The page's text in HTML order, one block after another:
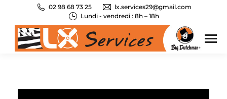
02 98 68 73 25
lx.services29@gmail.com
Lundi - vendredi : 8h – 18h